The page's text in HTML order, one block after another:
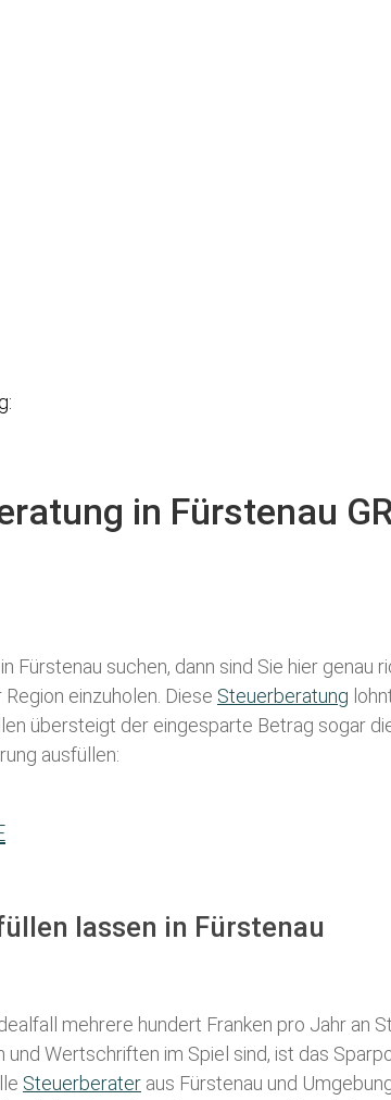
in Fürstenau
Fürstenau suchen, dann sind Sie hier genau
einzuholen. Diese Steuerberatung
übersteigt der eingesparte Betrag sogar
ausfüllen:
lassen in Fürstenau
mehrere hundert Franken pro Jahr an
und Wertschriften im Spiel sind, ist das
Steuerberater aus Fürstenau und